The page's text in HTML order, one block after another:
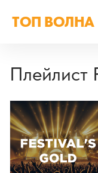
ТОП ВОЛНА
Плейлист